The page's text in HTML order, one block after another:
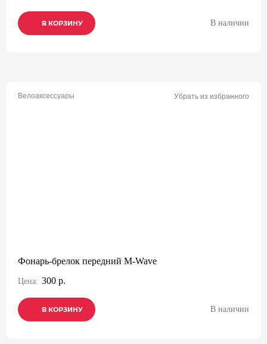
В КОРЗИНУ
В КОРЗИНУ
В КОРЗИНУ В наличии
Велоаксессуары Убрать из избранного
Фонарь-брелок передний M-Wave
Цена: 300 р.
В КОРЗИНУ
В КОРЗИНУ
В КОРЗИНУ В наличии